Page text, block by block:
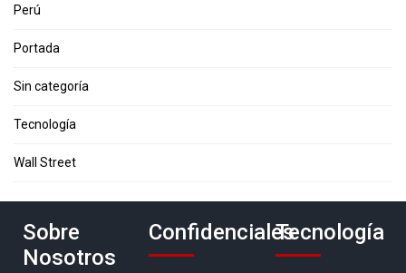
Perú
Portada
Sin categoría
Tecnología
Wall Street
Sobre
Nosotros
ConfidencialesTecnología